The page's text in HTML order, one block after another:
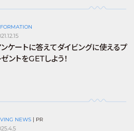
ケートに答えてダイビングに使えるプ
ゼントをGETしよう！
NEWS | PR